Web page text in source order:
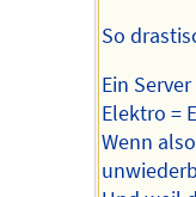
So
Ein
Elektro =
Wenn